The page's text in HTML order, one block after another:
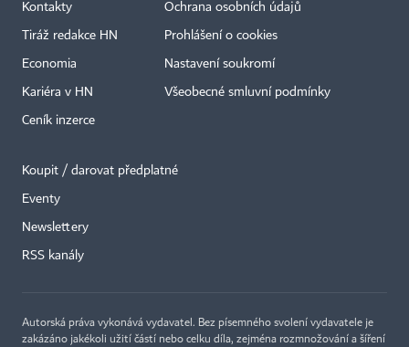
Kontakty
Tiráž redakce HN
Economia
Kariéra v HN
Ceník inzerce
Ochrana osobních údajů
Prohlášení o cookies
Nastavení soukromí
Všeobecné smluvní podmínky
Koupit / darovat předplatné
Eventy
Newslettery
RSS kanály
Autorská práva vykonává vydavatel. Bez písemného svolení vydavatele je
zakázáno jakékoli užití částí nebo celku díla, zejména rozmnožování a šíření